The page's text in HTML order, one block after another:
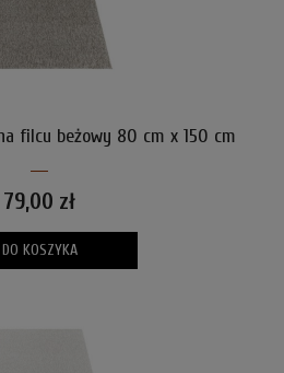
filcu beżowy 80 cm x 150 cm
79,00 zł
DO KOSZYKA